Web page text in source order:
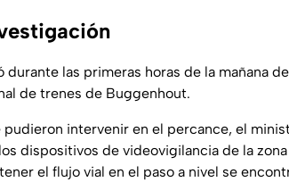
las primeras horas de la mañana
de trenes de Buggenhout.
intervenir en el percance, el
dispositivos de videovigilancia de la
el flujo vial en el paso a nivel se